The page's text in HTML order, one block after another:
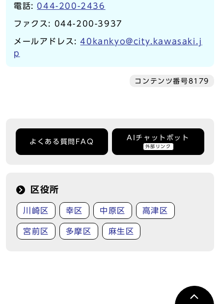
電話: 044-200-2436
ファクス: 044-200-3937
メールアドレス:40kankyo@city.kawasaki.j
p
コンテンツ番号8179
よくある質問FAQ
AIチャットボット
外部リンク
区役所
川崎区 幸区 中原区 高津区
宮前区 多摩区 麻生区